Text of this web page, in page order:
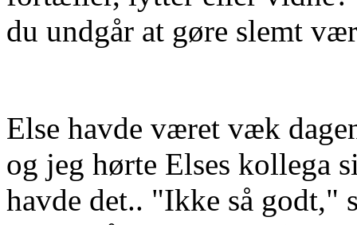
du undgår at gøre slemt
Else havde været væk
og jeg hørte Elses kollega
havde det.. "Ikke så godt,"